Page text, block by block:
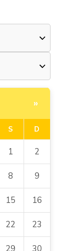
»
S D
1 2
8 9
15 16
22 23